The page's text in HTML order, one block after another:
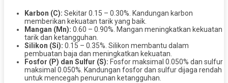
Karbon (C): Sekitar 0.15 – 0.30%. Kandungan karbon
memberikan kekuatan tarik yang baik.
Mangan (Mn): 0.60 – 0.90%. Mangan meningkatkan kekuatan
tarik dan ketangguhan.
Silikon (Si): 0.15 – 0.35%. Silikon membantu dalam
pembuatan baja dan meningkatkan kekuatan.
Fosfor (P) dan Sulfur (S): Fosfor maksimal 0.050% dan sulfur
maksimal 0.050%. Kandungan fosfor dan sulfur dijaga rendah
untuk mencegah penurunan ketangguhan.